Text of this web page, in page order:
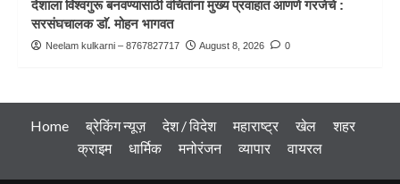
देशाला विश्वगुरू बनवण्यासाठी वंचितांना मुख्य प्रवाहात आणणे गरजेचे :
सरसंघचालक डाॅ. मोहन भागवत
Neelam kulkarni – 8767827717 August 8, 2026 0
Home ब्रेकिंग न्यूज़ देश / विदेश महाराष्ट्र खेल
शहर
क्राइम
धार्मिक मनोरंजन व्यापार वायरल